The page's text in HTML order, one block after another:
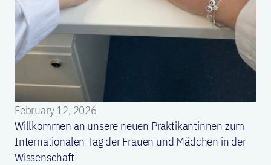
February 12, 2026
Willkommen an unsere neuen Praktikantinnen zum
Internationalen Tag der Frauen und Mädchen in der
Wissenschaft